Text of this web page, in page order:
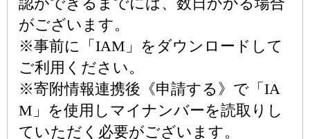
がございます。
※事前に「IAM」をダウンロードして
ご利用ください。
※寄附情報連携後《申請する》で「IA
M」を使用しマイナンバーを読取りし
ていただく必要がございます。